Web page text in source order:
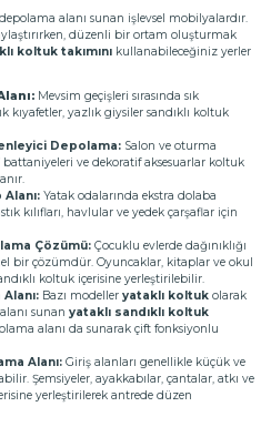
alanı sunan işlevsel mobilyalardır.
düzenli bir ortam oluşturmak
koltuk takımını kullanabileceğiniz yerler
Mevsim geçişleri sırasında sık
kıyafetler, yazlık giysiler sandıklı koltuk
Depolama: Salon ve oturma
ve dekoratif aksesuarlar koltuk
Alanı:Yatak odalarında ekstra dolaba
kılıfları, havlular ve yedek çarşaflar için
Çözümü:Çocuklu evlerde dağınıklığı
bir çözümdür. Oyuncaklar, kitaplar ve okul
koltuk içerisine yerleştirilebilir.
Bazı modelleryataklı koltuk olarak
sunan yataklı sandıklı koltuk
alanı da sunarak çift fonksiyonlu
Alanı:Giriş alanları genellikle küçük ve
Şemsiyeler, ayakkabılar, çantalar, atkı ve
yerleştirilerek antrede düzen